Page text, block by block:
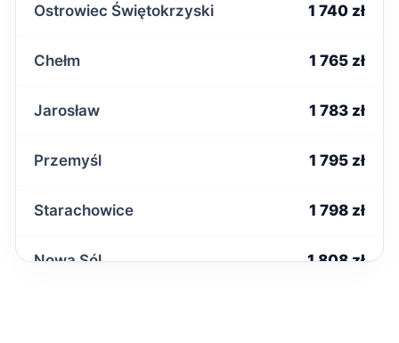
Ostrowiec Świętokrzyski 1 740 zł
Chełm 1 765 zł
Jarosław 1 783 zł
Przemyśl 1 795 zł
Starachowice 1 798 zł
Nowa Sól 1 808 zł